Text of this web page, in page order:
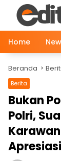
Langsung
konten
Home
Beranda
Berita
Bukan
Polri,
Apresiasi